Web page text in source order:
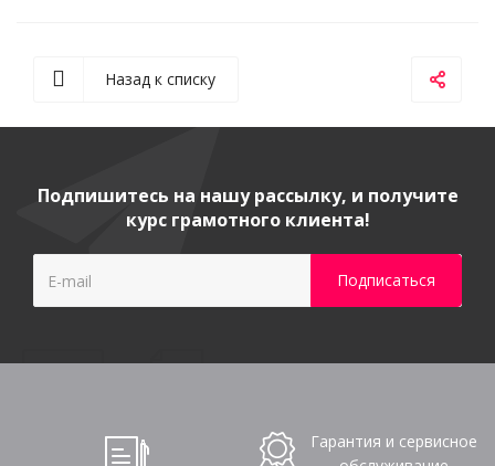
Назад к списку
Подпишитесь на нашу рассылку, и получите
курс грамотного клиента!
Гарантия и сервисное